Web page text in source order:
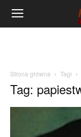
Strona główna Tagi
Tag: